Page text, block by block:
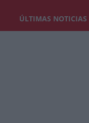
ÚLTIMAS NOTICIAS